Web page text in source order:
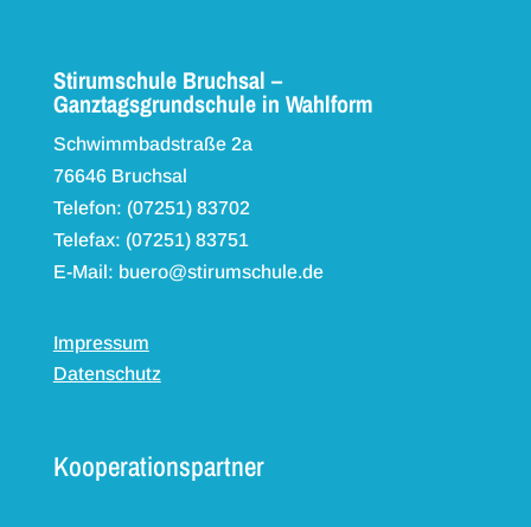
Stirumschule Bruchsal –
Ganztagsgrundschule in Wahlform
Schwimmbadstraße 2a
76646 Bruchsal
Telefon: (07251) 83702
Telefax: (07251) 83751
E-Mail: buero@stirumschule.de
Impressum
Datenschutz
Kooperationspartner